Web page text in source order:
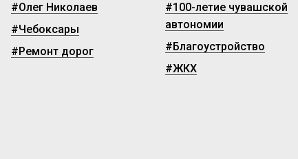
#Олег Николаев
#Чебоксары
#Ремонт дорог
#100-летие чувашской
автономии
#Благоустройство
#ЖКХ